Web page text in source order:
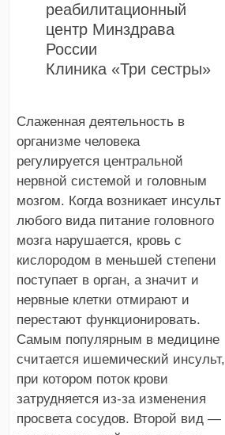
реабилитационный
центр Минздрава
России
Клиника «Три сестры»
Слаженная деятельность в
организме человека
регулируется центральной
нервной системой и головным
мозгом. Когда возникает инсульт
любого вида питание головного
мозга нарушается, кровь с
кислородом в меньшей степени
поступает в орган, а значит и
нервные клетки отмирают и
перестают функционировать.
Самым популярным в медицине
считается ишемический инсульт,
при котором поток крови
затрудняется из-за изменения
просвета сосудов. Второй вид —